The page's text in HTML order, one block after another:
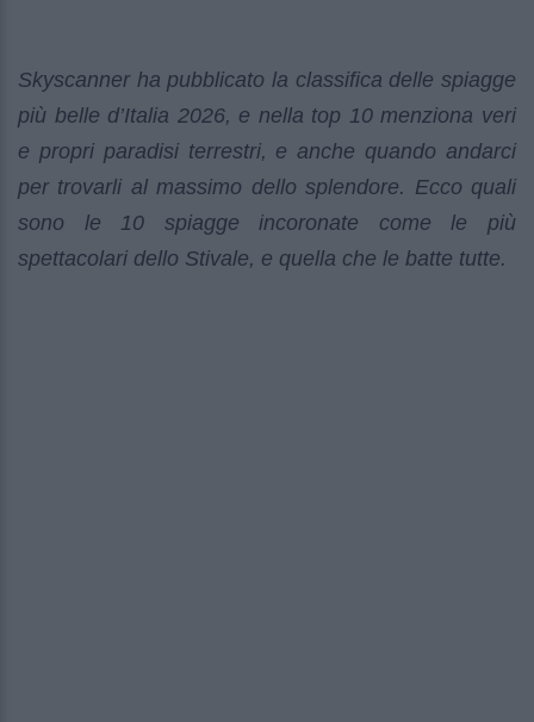
Skyscanner ha pubblicato la classifica delle spiagge
più belle d’Italia 2026, e nella top 10 menziona veri
e propri paradisi terrestri, e anche quando andarci
per trovarli al massimo dello splendore. Ecco quali
sono le 10 spiagge incoronate come le più
spettacolari dello Stivale, e quella che le batte tutte.